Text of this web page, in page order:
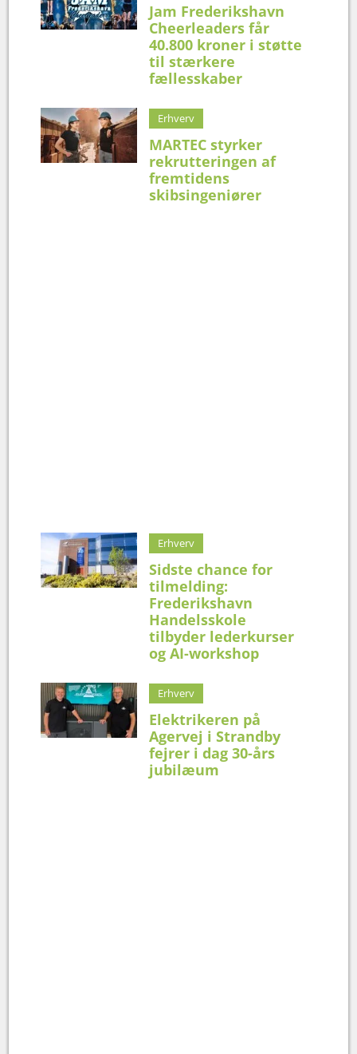
Jam Frederikshavn
Cheerleaders får
40.800 kroner i støtte
til stærkere
fællesskaber
Erhverv
MARTEC styrker
rekrutteringen af
fremtidens
skibsingeniører
Erhverv
Sidste chance for
tilmelding:
Frederikshavn
Handelsskole
tilbyder lederkurser
og AI-workshop
Erhverv
Elektrikeren på
Agervej i Strandby
fejrer i dag 30-års
jubilæum